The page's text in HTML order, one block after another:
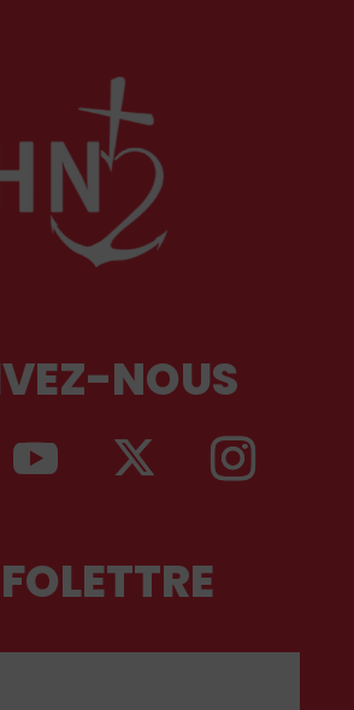
NOUS